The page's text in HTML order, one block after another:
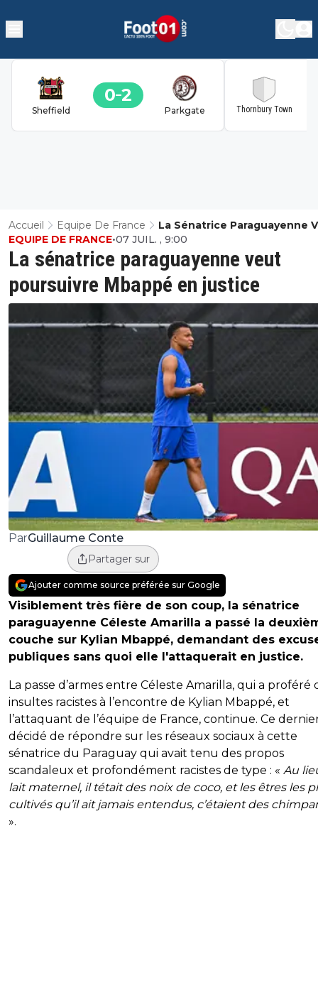
Sheffield
0 2
Parkgate Thornbury Town
Accueil Equipe De France
La Sénatrice Paraguayenne
Poursuivre Mbappé En
La sénatrice paraguayenne veut
poursuivre Mbappé en justice
EQUIPE DE FRANCE•07 JUIL. , 9:00
ParGuillaume Conte
Partager sur
Ajouter comme source préférée sur Google
Visiblement très fière de son coup, la sénatrice
paraguayenne Céleste Amarilla a passé la
couche sur Kylian Mbappé, demandant des
publiques sans quoi elle l'attaquerait en justice.
La passe d’armes entre Céleste Amarilla, qui a proféré
insultes racistes à l’encontre de Kylian Mbappé, et
l’attaquant de l’équipe de France, continue. Ce
décidé de répondre sur les réseaux sociaux à cette
sénatrice du Paraguay qui avait tenu des propos
scandaleux et profondément racistes de type : « Au
lait maternel, il tétait des noix de coco, et les êtres les
cultivés qu’il ait jamais entendus, c’étaient des
».